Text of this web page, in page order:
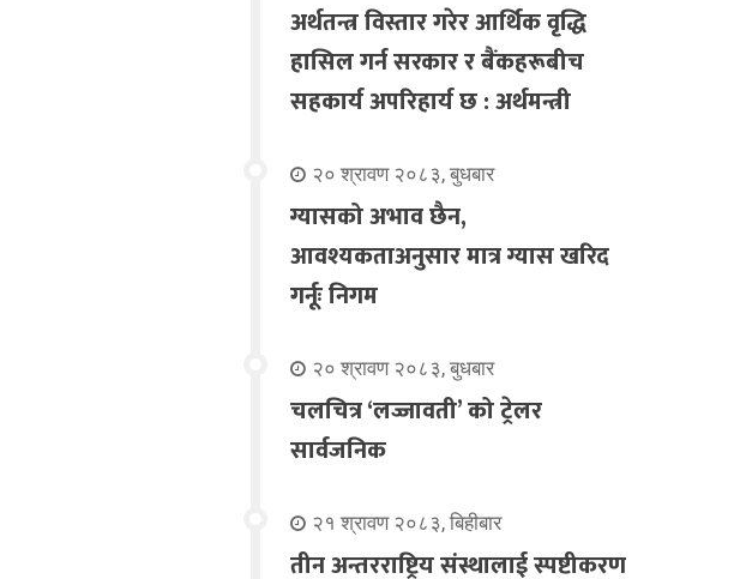
अर्थतन्त्र विस्तार गरेर आर्थिक वृद्धि
हासिल गर्न सरकार र बैंकहरूबीच
सहकार्य अपरिहार्य छ : अर्थमन्त्री
२० श्रावण २०८३, बुधबार
ग्यासको अभाव छैन,
आवश्यकताअनुसार मात्र ग्यास खरिद
गर्नूः निगम
२० श्रावण २०८३, बुधबार
चलचित्र ‘लज्जावती’ को ट्रेलर
सार्वजनिक
२१ श्रावण २०८३, बिहीबार
तीन अन्तरराष्ट्रिय संस्थालाई स्पष्टीकरण